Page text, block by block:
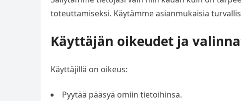
toteuttamiseksi. Käytämme asianmukaisia
Käyttäjän oikeudet ja
Käyttäjillä on oikeus:
Pyytää pääsyä omiin tietoihinsa.